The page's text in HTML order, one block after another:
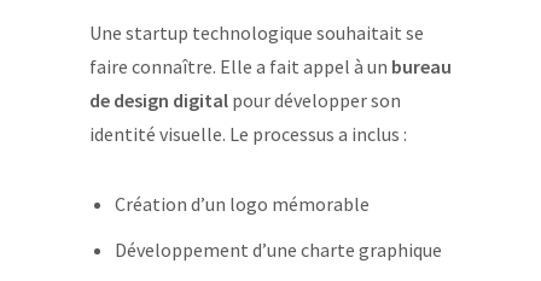
Une startup technologique souhaitait se
faire connaître. Elle a fait appel à un bureau
de design digital pour développer son
identité visuelle. Le processus a inclus :
Création d’un logo mémorable
Développement d’une charte graphique